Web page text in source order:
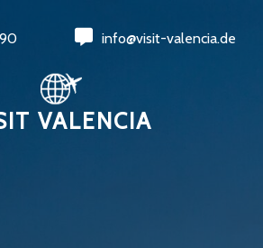
info@visit-valencia.de
VALENCIA